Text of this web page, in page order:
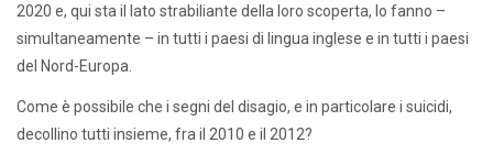
2020 e, qui sta il lato strabiliante della loro scoperta, lo fanno –
simultaneamente – in tutti i paesi di lingua inglese e in tutti i paesi
del Nord-Europa.
Come è possibile che i segni del disagio, e in particolare i suicidi,
decollino tutti insieme, fra il 2010 e il 2012?